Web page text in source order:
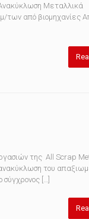
Μεταλλικά
από βιομηχανίες
της All Scrap
του
[…]